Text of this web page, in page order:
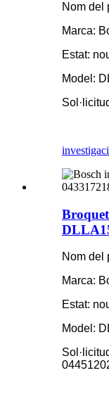
Nom del
Marca:
Estat:
Model:
Nom del
Marca:
Estat:
Model: